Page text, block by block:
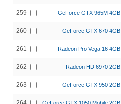
259 GeForce GTX 965M 4GB
260 GeForce GTX 670 4GB
261 Radeon Pro Vega 16 4GB
262 Radeon HD 6970 2GB
263 GeForce GTX 950 2GB